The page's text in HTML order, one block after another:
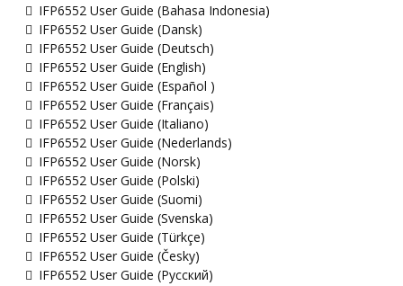
IFP6552 User Guide (Bahasa Indonesia)
IFP6552 User Guide (Dansk)
IFP6552 User Guide (Deutsch)
IFP6552 User Guide (English)
IFP6552 User Guide (Español )
IFP6552 User Guide (Français)
IFP6552 User Guide (Italiano)
IFP6552 User Guide (Nederlands)
IFP6552 User Guide (Norsk)
IFP6552 User Guide (Polski)
IFP6552 User Guide (Suomi)
IFP6552 User Guide (Svenska)
IFP6552 User Guide (Türkçe)
IFP6552 User Guide (Česky)
IFP6552 User Guide (Русский)